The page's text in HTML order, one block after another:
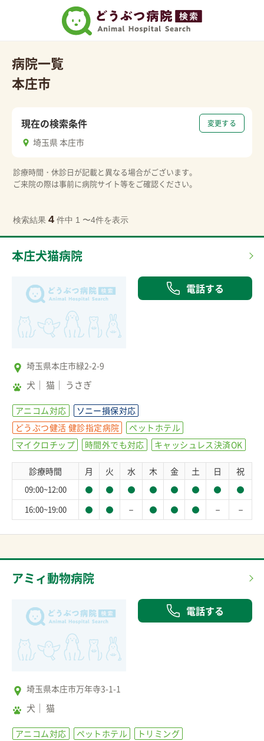
病院一覧
本庄市
変更する
現在の検索条件
埼玉県 本庄市
診療時間・休診日が記載と異なる場合がございます。
ご来院の際は事前に病院サイト等をご確認ください。
検索結果 4 件中 1 〜4件を表示
本庄犬猫病院
電話する
埼玉県本庄市緑2-2-9
犬 猫 うさぎ
アニコム対応
ソニー損保対応
どうぶつ健活 健診指定病院
ペットホテル
マイクロチップ
時間外でも対応 キャッシュレス決済OK
診療時間 月 火 水 木 金 土 日 祝
09:00~12:00
16:00~19:00
－ － －
アミィ動物病院
電話する
埼玉県本庄市万年寺3-1-1
犬 猫
アニコム対応 ペットホテル トリミング